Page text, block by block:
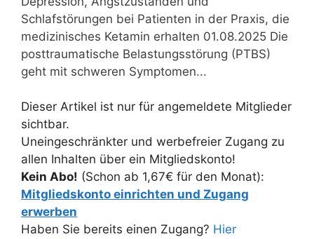
Schlafstörungen bei Patienten in der Praxis, die
medizinisches Ketamin erhalten 01.08.2025 Die
posttraumatische Belastungsstörung (PTBS)
geht mit schweren Symptomen...
Dieser Artikel ist nur für angemeldete Mitglieder
sichtbar.
Uneingeschränkter und werbefreier Zugang zu
allen Inhalten über ein Mitgliedskonto!
Kein Abo! (Schon ab 1,67€ für den Monat):
Mitgliedskonto einrichten und Zugang
erwerben
Haben Sie bereits einen Zugang? Hier